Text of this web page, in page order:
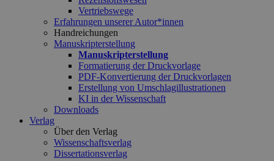
Vertriebswege
Erfahrungen unserer Autor*innen
Handreichungen
Manuskripterstellung
Manuskripterstellung
Formatierung der Druckvorlage
PDF-Konvertierung der Druckvorlagen
Erstellung von Umschlagillustrationen
KI in der Wissenschaft
Downloads
Verlag
Über den Verlag
Wissenschaftsverlag
Dissertationsverlag